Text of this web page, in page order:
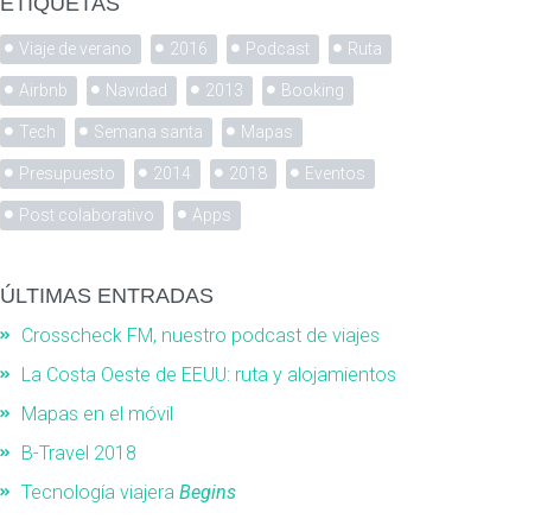
Viaje de verano 2016 Podcast Ruta
Airbnb Navidad 2013 Booking
Tech Semana santa Mapas
Presupuesto 2014 2018 Eventos
Post colaborativo Apps
ÚLTIMAS ENTRADAS
Crosscheck FM, nuestro podcast de viajes
La Costa Oeste de EEUU: ruta y alojamientos
Mapas en el móvil
B-Travel 2018
Tecnología viajera Begins